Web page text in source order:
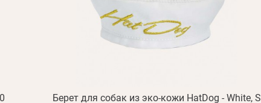
Берет для собак из эко-кожи HatDog - White, S